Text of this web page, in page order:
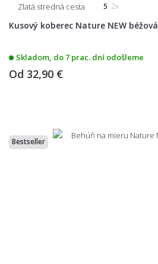
Zlatá stredná cesta 5 2x
Kusový koberec Nature NEW béžová
Skladom, do 7 prac. dní odošleme
Od 32,90 €
Bestseller